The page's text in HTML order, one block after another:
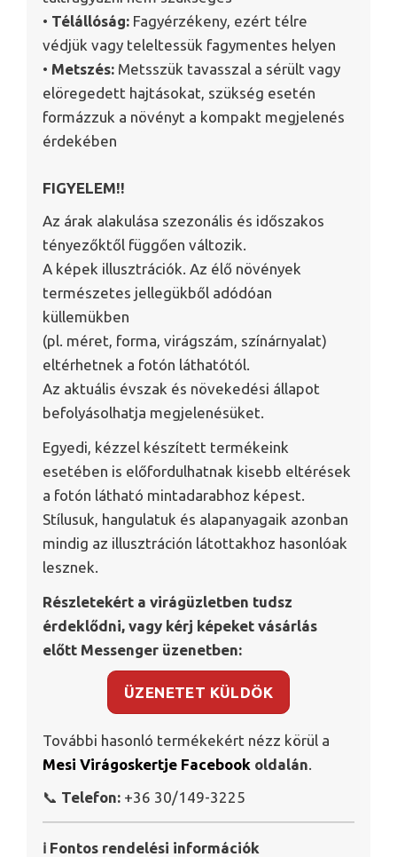
• Télállóság: Fagyérzékeny, ezért télre
védjük vagy teleltessük fagymentes helyen
• Metszés: Metsszük tavasszal a sérült vagy
elöregedett hajtásokat, szükség esetén
formázzuk a növényt a kompakt megjelenés
érdekében
FIGYELEM!!
Az árak alakulása szezonális és időszakos
tényezőktől függően változik.
A képek illusztrációk. Az élő növények
természetes jellegükből adódóan
küllemükben
(pl. méret, forma, virágszám, színárnyalat)
eltérhetnek a fotón láthatótól.
Az aktuális évszak és növekedési állapot
befolyásolhatja megjelenésüket.
Egyedi, kézzel készített termékeink
esetében is előfordulhatnak kisebb eltérések
a fotón látható mintadarabhoz képest.
Stílusuk, hangulatuk és alapanyagaik azonban
mindig az illusztráción látottakhoz hasonlóak
lesznek.
Részletekért a virágüzletben tudsz
érdeklődni, vagy kérj képeket vásárlás
előtt Messenger üzenetben:
ÜZENETET KÜLDÖK
További hasonló termékekért nézz körül a
Mesi Virágoskertje Facebook oldalán.
📞 Telefon: +36 30/149-3225
ℹ️ Fontos rendelési információk